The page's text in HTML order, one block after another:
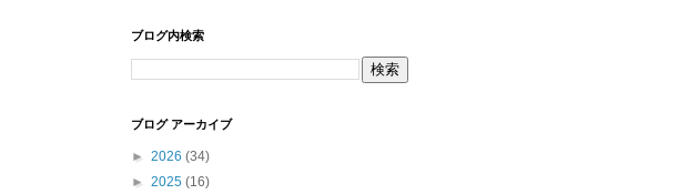
ブログ内検索
ブログ アーカイブ
► 2026 (34)
► 2025 (16)